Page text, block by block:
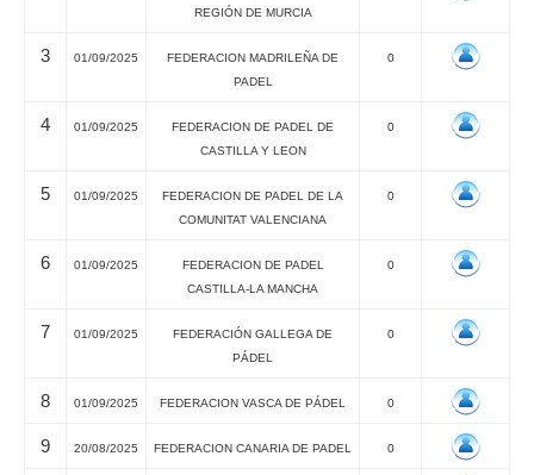
REGIÓN DE MURCIA
3 01/09/2025
FEDERACION MADRILEÑA DE
PADEL
0
4 01/09/2025
FEDERACION DE PADEL DE
CASTILLA Y LEON
0
5 01/09/2025
FEDERACION DE PADEL DE LA
COMUNITAT VALENCIANA
0
6 01/09/2025
FEDERACION DE PADEL
CASTILLA-LA MANCHA
0
7 01/09/2025
FEDERACIÓN GALLEGA DE
PÁDEL
0
8 01/09/2025 FEDERACION VASCA DE PÁDEL 0
9 20/08/2025 FEDERACION CANARIA DE PADEL 0